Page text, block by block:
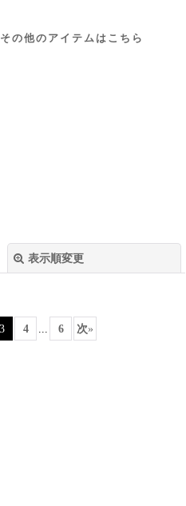
の他のアイテムはこちら
表示順変更
3 4 6 次»